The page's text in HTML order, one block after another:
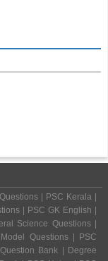
| PSC Kerala |
| PSC GK English |
Science Questions |
Questions | PSC
Bank | Degree